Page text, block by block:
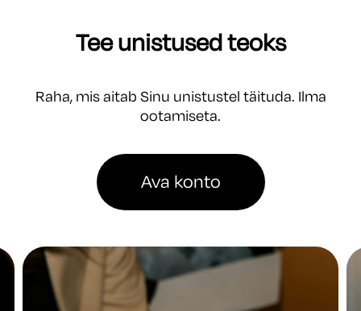
Tee unistused teoks
Raha, mis aitab Sinu unistustel täituda. Ilma
ootamiseta.
Ava konto